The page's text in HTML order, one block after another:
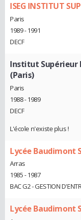
ISEG INSTITUT
Paris
1989 - 1991
DECF
Institut Supérieur
(Paris)
Paris
1988 - 1989
DECF
L'école n'existe plus !
Lycée Baudimont
Arras
1985 - 1987
BAC G2 - GESTION
Lycée Baudimont